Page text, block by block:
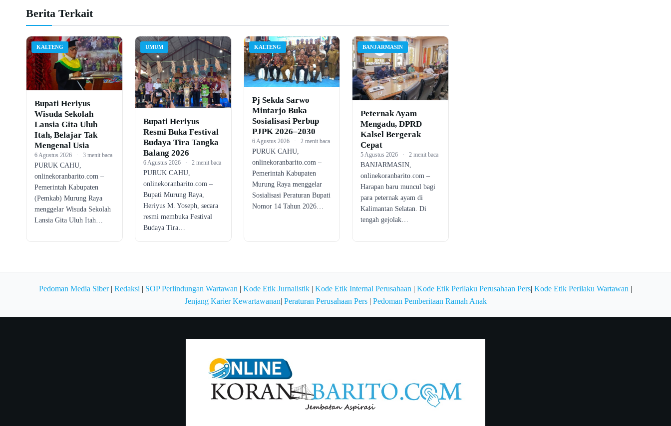
Berita Terkait
KALTENG
Bupati Heriyus
Wisuda Sekolah
Lansia Gita Uluh
Itah, Belajar Tak
Mengenal Usia
6 Agustus 2026 · 3 menit baca
PURUK CAHU,
onlinekoranbarito.com –
Pemerintah Kabupaten
(Pemkab) Murung Raya
menggelar Wisuda Sekolah
Lansia Gita Uluh Itah…
UMUM
Bupati Heriyus
Resmi Buka Festival
Budaya Tira Tangka
Balang 2026
6 Agustus 2026 · 2 menit baca
PURUK CAHU,
onlinekoranbarito.com –
Bupati Murung Raya,
Heriyus M. Yoseph, secara
resmi membuka Festival
Budaya Tira…
KALTENG
Pj Sekda Sarwo
Mintarjo Buka
Sosialisasi Perbup
PJPK 2026–2030
6 Agustus 2026 · 2 menit baca
PURUK CAHU,
onlinekoranbarito.com –
Pemerintah Kabupaten
Murung Raya menggelar
Sosialisasi Peraturan Bupati
Nomor 14 Tahun 2026…
BANJARMASIN
Peternak Ayam
Mengadu, DPRD
Kalsel Bergerak
Cepat
5 Agustus 2026 · 2 menit baca
BANJARMASIN,
onlinekoranbarito.com –
Harapan baru muncul bagi
para peternak ayam di
Kalimantan Selatan. Di
tengah gejolak…
Pedoman Media Siber| Redaksi | SOP Perlindungan Wartawan | Kode Etik Jurnalistik | Kode Etik Internal Perusahaan | Kode Etik Perilaku Perusahaan Pers| Kode Etik Perilaku Wartawan |
Jenjang Karier Kewartawanan| Peraturan Perusahaan Pers| Pedoman Pemberitaan Ramah Anak